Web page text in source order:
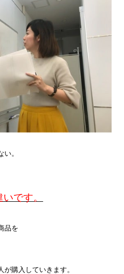
。
です。
品を
購入していきます。